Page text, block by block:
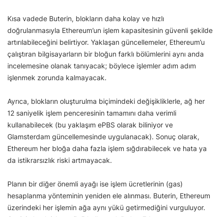
Kısa vadede Buterin, blokların daha kolay ve hızlı
doğrulanmasıyla Ethereum’un işlem kapasitesinin güvenli şekilde
artırılabileceğini belirtiyor. Yaklaşan güncellemeler, Ethereum’u
çalıştıran bilgisayarların bir bloğun farklı bölümlerini aynı anda
incelemesine olanak tanıyacak; böylece işlemler adım adım
işlenmek zorunda kalmayacak.
Ayrıca, blokların oluşturulma biçimindeki değişikliklerle, ağ her
12 saniyelik işlem penceresinin tamamını daha verimli
kullanabilecek (bu yaklaşım ePBS olarak biliniyor ve
Glamsterdam güncellemesinde uygulanacak). Sonuç olarak,
Ethereum her bloğa daha fazla işlem sığdırabilecek ve hata ya
da istikrarsızlık riski artmayacak.
Planın bir diğer önemli ayağı ise işlem ücretlerinin (gas)
hesaplanma yönteminin yeniden ele alınması. Buterin, Ethereum
üzerindeki her işlemin ağa aynı yükü getirmediğini vurguluyor.